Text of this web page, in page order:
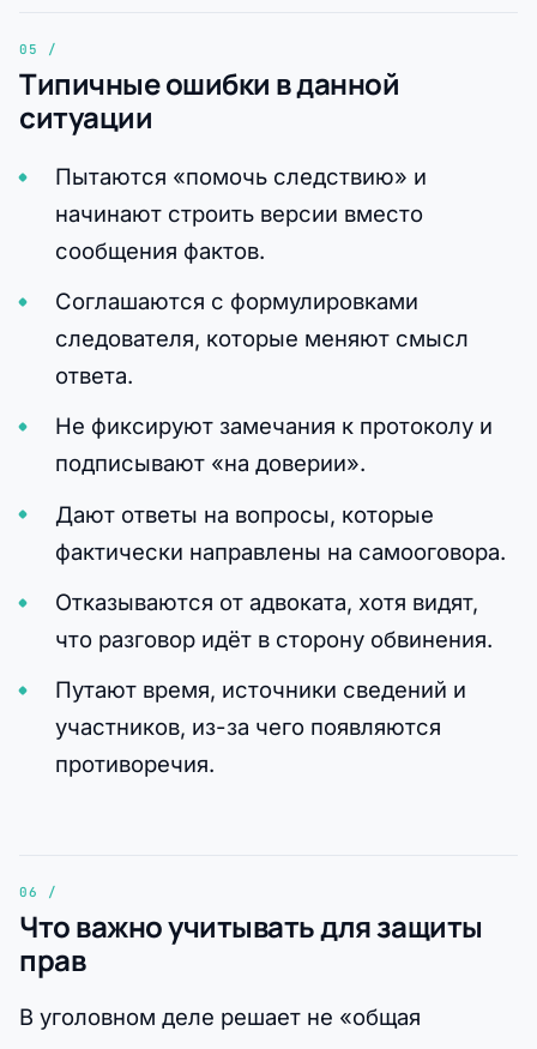
Типичные ошибки в данной
ситуации
Пытаются «помочь следствию» и
начинают строить версии вместо
сообщения фактов.
Соглашаются с формулировками
следователя, которые меняют смысл
ответа.
Не фиксируют замечания к протоколу и
подписывают «на доверии».
Дают ответы на вопросы, которые
фактически направлены на самооговора.
Отказываются от адвоката, хотя видят,
что разговор идёт в сторону обвинения.
Путают время, источники сведений и
участников, из-за чего появляются
противоречия.
Что важно учитывать для защиты
прав
В уголовном деле решает не «общая